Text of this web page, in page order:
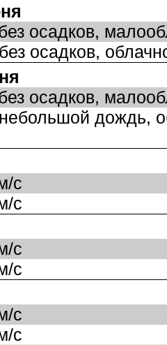
осадков,
осадков,
осадков,
дождь,
с
с
с
с
с
с